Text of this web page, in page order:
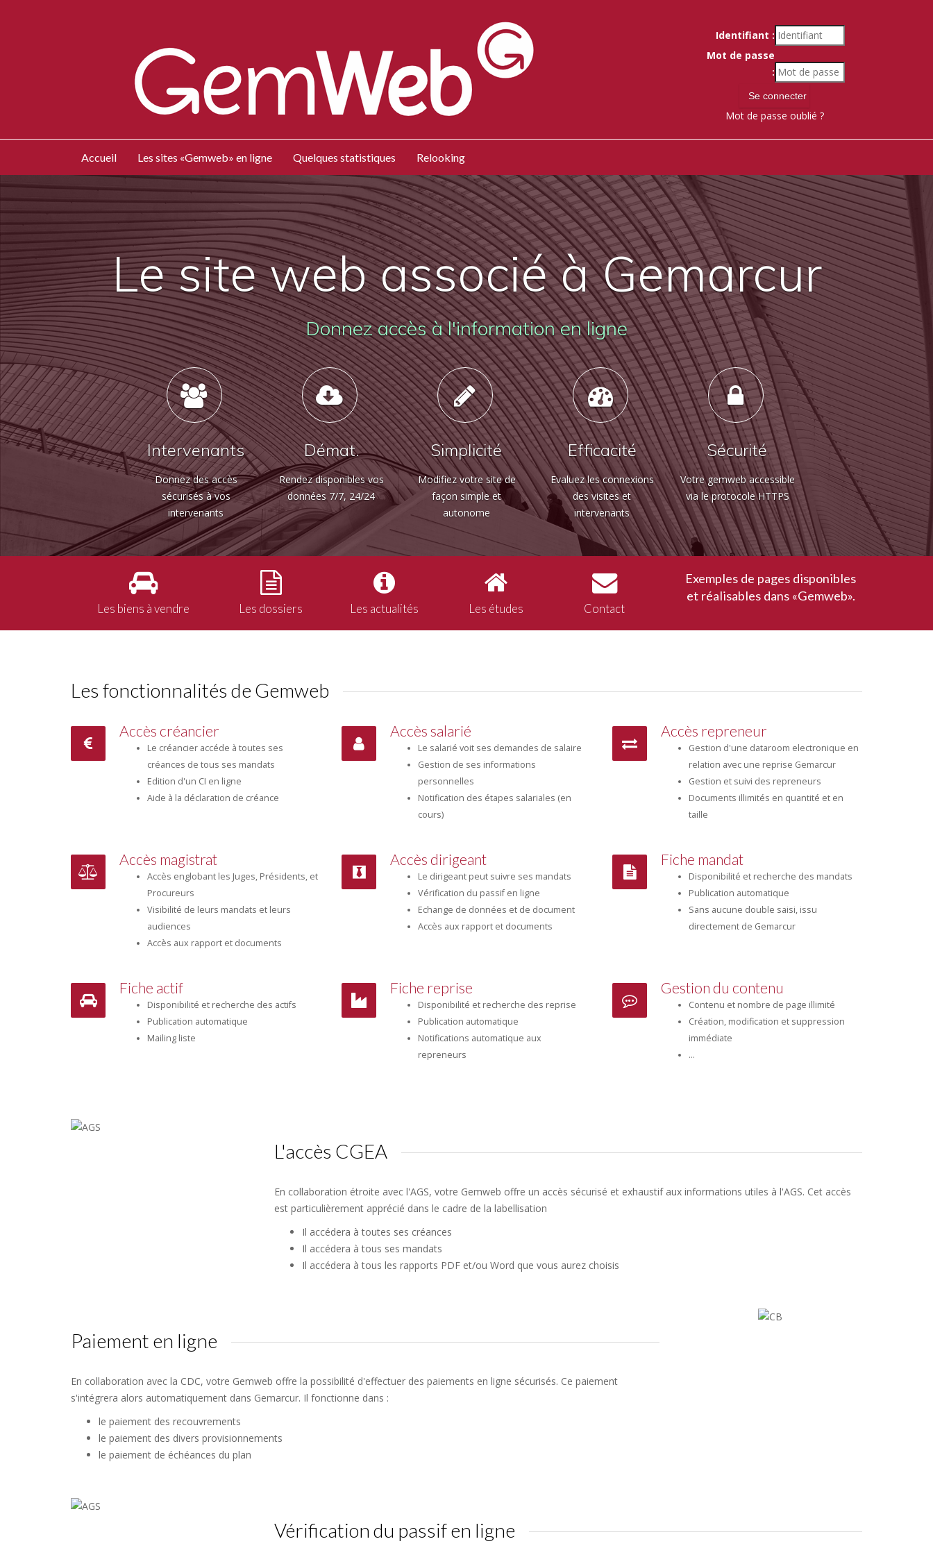
Identifiant :
Mot de passe
:
Mot de passe oublié ?
Accueil Les sites «Gemweb» en ligne Quelques statistiques Relooking
Le site web associé à Gemarcur
Donnez accès à l'information en ligne
Intervenants
Donnez des accès
sécurisés à vos
intervenants
Démat.
Rendez disponibles vos
données 7/7, 24/24
Simplicité
Modifiez votre site de
façon simple et
autonome
Efficacité
Evaluez les connexions
des visites et
intervenants
Sécurité
Votre gemweb accessible
via le protocole HTTPS
Les biens à vendre Les dossiers Les actualités Les études Contact
Exemples de pages disponibles
et réalisables dans «Gemweb».
Les fonctionnalités de Gemweb
Accès créancier
Le créancier accéde à toutes ses
créances de tous ses mandats
Edition d'un CI en ligne
Aide à la déclaration de créance
Accès salarié
Le salarié voit ses demandes de salaire
Gestion de ses informations
personnelles
Notification des étapes salariales (en
cours)
Accès repreneur
Gestion d'une dataroom electronique en
relation avec une reprise Gemarcur
Gestion et suivi des repreneurs
Documents illimités en quantité et en
taille
Accès magistrat
Accès englobant les Juges, Présidents, et
Procureurs
Visibilité de leurs mandats et leurs
audiences
Accès aux rapport et documents
Accès dirigeant
Le dirigeant peut suivre ses mandats
Vérification du passif en ligne
Echange de données et de document
Accès aux rapport et documents
Fiche mandat
Disponibilité et recherche des mandats
Publication automatique
Sans aucune double saisi, issu
directement de Gemarcur
Fiche actif
Disponibilité et recherche des actifs
Publication automatique
Mailing liste
Fiche reprise
Disponibilité et recherche des reprise
Publication automatique
Notifications automatique aux
repreneurs
Gestion du contenu
Contenu et nombre de page illimité
Création, modification et suppression
immédiate
...
L'accès CGEA
En collaboration étroite avec l'AGS, votre Gemweb offre un accès sécurisé et exhaustif aux informations utiles à l'AGS. Cet accès
est particulièrement apprécié dans le cadre de la labellisation
Il accédera à toutes ses créances
Il accédera à tous ses mandats
Il accédera à tous les rapports PDF et/ou Word que vous aurez choisis
Paiement en ligne
En collaboration avec la CDC, votre Gemweb offre la possibilité d'effectuer des paiements en ligne sécurisés. Ce paiement
s'intégrera alors automatiquement dans Gemarcur. Il fonctionne dans :
le paiement des recouvrements
le paiement des divers provisionnements
le paiement de échéances du plan
Vérification du passif en ligne